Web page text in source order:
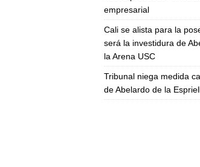
empresarial
Cali se alista para la
será la investidura de
la Arena USC
Tribunal niega medida
de Abelardo de la